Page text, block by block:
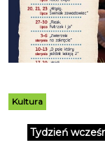
Kultura
Tydzień